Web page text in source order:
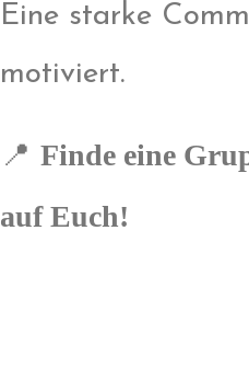
Eine starke
motiviert.
📍 Finde eine
auf Euch!